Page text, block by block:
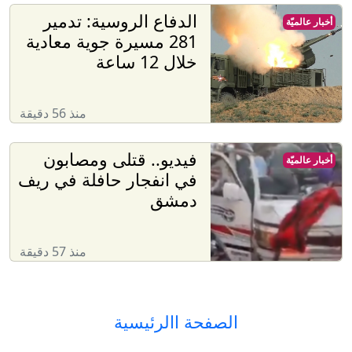
الدفاع الروسية: تدمير
281 مسيرة جوية معادية
خلال 12 ساعة
منذ 56 دقيقة
أخبار عالميّة
فيديو.. قتلى ومصابون
في انفجار حافلة في ريف
دمشق
منذ 57 دقيقة
أخبار عالميّة
الصفحة االرئيسية